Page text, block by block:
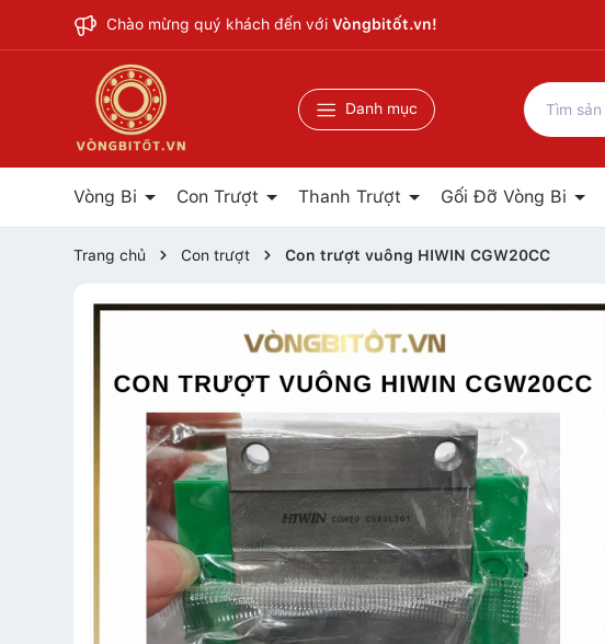
Chào mừng quý khách đến với Vòngbitốt.vn!
Danh mục
Vòng Bi Con Trượt Thanh Trượt Gối Đỡ Vòng Bi
Trang chủ Con trượt Con trượt vuông HIWIN CGW20CC